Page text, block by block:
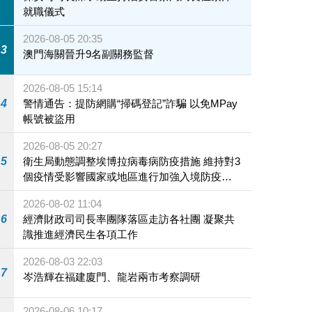
就職儀式
3
2026-08-05 20:35
澳門海關晉升9名副關務監督
4
2026-08-05 15:14
警情通告：提防網購“掃碼登記”詐騙 以免MPay
帳號被盜用
5
2026-08-05 20:27
衛生局動態調整埃博拉病毒病防疫措施 維持對3
個疫情受影響國家或地區進行加強入境防疫措
施
6
2026-08-02 11:04
經濟財政司司長率團隊落區走訪各社團 凝聚共
識推進經濟民生各項工作
7
2026-08-03 22:03
岑浩輝在福建廈門、龍岩兩市考察調研